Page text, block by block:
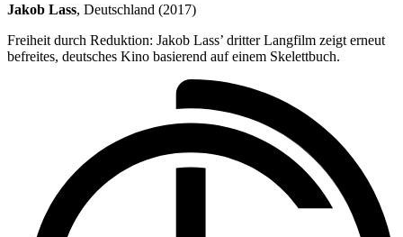
Jakob Lass, Deutschland (2017)
Freiheit durch Reduktion: Jakob Lass’ dritter Langfilm zeigt erneut
befreites, deutsches Kino basierend auf einem Skelettbuch.